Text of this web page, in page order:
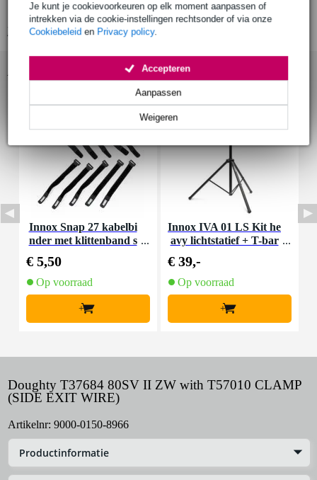
Je kunt je cookievoorkeuren op elk moment aanpassen of
intrekken via de cookie-instellingen rechtsonder of via onze
Cookiebeleid en Privacy policy.
Weigeren
Aanpassen
Accepteren
Geschikt voor 6mm en 8mm staalstaalkabel
Bekijk alle productspecificaties
Innox Snap 27 kabelbi
nder met klittenband s
€ 5,50
Op voorraad
+
Innox IVA 01 LS Kit he
avy lichtstatief + T-bar
€ 39,-
Op voorraad
+
Doughty T37684 80SV II ZW with T57010 CLAMP
(SIDE EXIT WIRE)
Artikelnr: 9000-0150-8966
Productinformatie